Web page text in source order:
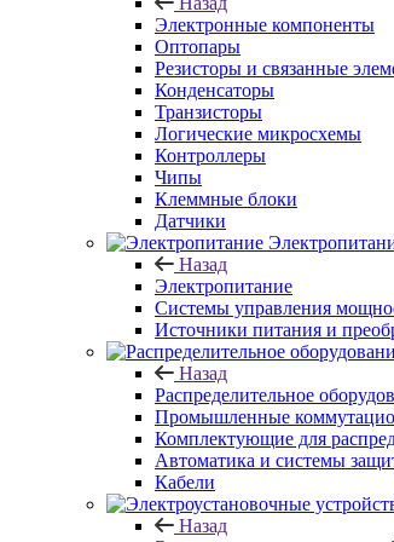
Электронные компоненты
Оптопары
Резисторы и связанные
Конденсаторы
Транзисторы
Логические микросхемы
Контроллеры
Чипы
Клеммные блоки
Датчики
Назад
Электропитание
Системы управления
Источники питания и
Назад
Распределительное
Промышленные
Комплектующие для
Автоматика и системы
Кабели
Назад